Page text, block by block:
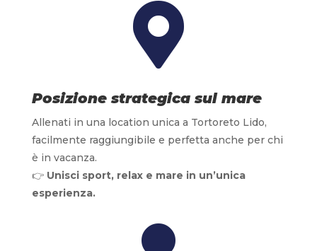

Posizione strategica sul mare
Allenati in una location unica a Tortoreto Lido,
facilmente raggiungibile e perfetta anche per chi
è in vacanza.
👉 Unisci sport, relax e mare in un’unica
esperienza.